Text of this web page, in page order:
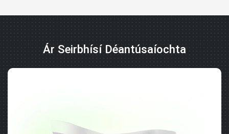
Ár Seirbhísí Déantúsaíochta